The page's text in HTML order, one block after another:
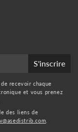
S'inscrire
recevoir chaque
et vous prenez
des liens de